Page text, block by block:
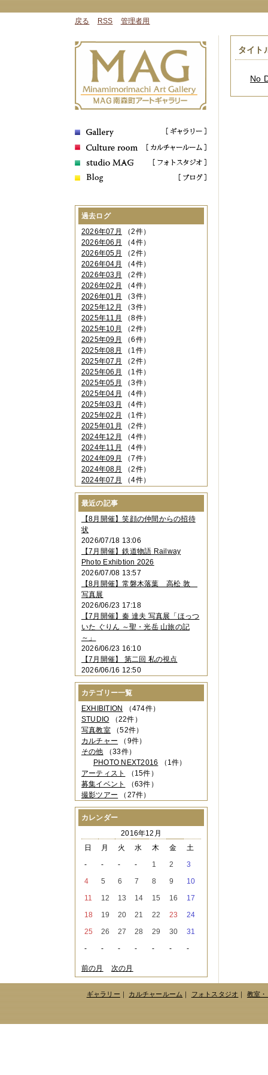
戻る RSS 管理者用
タイト
No
過去ログ
2026年07月
（2件）
2026年06月
（4件）
2026年05月
（2件）
2026年04月
（4件）
2026年03月
（2件）
2026年02月
（4件）
2026年01月
（3件）
2025年12月
（3件）
2025年11月
（8件）
2025年10月
（2件）
2025年09月
（6件）
2025年08月
（1件）
2025年07月
（2件）
2025年06月
（1件）
2025年05月
（3件）
2025年04月
（4件）
2025年03月
（4件）
2025年02月
（1件）
2025年01月
（2件）
2024年12月
（4件）
2024年11月
（4件）
2024年09月
（7件）
2024年08月
（2件）
2024年07月
（4件）
2024年06月（4件）
2024年04月
2024年03月（3件）
2024年02月（2件）
2023年12月
2023年11月 （4件）
2023年10月（3件）
2023年09月（4件）
2023年08月 （1件）
2023年06月（3件）
2023年05月
2023年04月 （2件）
2023年03月（5件）
2023年02月（3件）
2023年01月
2022年12月 （3件）
2022年11月（2件）
2022年10月（4件）
2022年09月（2件）
2022年08月
（3件）
2022年07月（3件）
2022年05月（4件）
2022年04月（2件）
2022年03月
（5件）
2022年02月（3件）
2022年01月（3件）
2021年12月（2件）
2021年11月（3件）
2021年10月
（1件）
2021年08月
2021年07月（1件）
2021年06月（3件）
2021年05月（2件）
2021年02月 （1件）
2020年12月（3件）
2020年11月（6件）
2020年09月 （5件）
2020年06月（2件）
2020年04月（4件）
2020年03月（9件）
2020年02月（3件）
2020年01月（5件）
2019年12月（3件）
最近の記事
【8月開催】笑顔の仲間からの招待
状
2026/07/18 13:06
【7月開催】鉄道物語 Railway
Photo Exhibtion 2026
2026/07/08 13:57
【8月開催】常磐木落葉 高松 敦
写真展
2026/06/23 17:18
【7月開催】秦 達夫 写真展「ほっつ
いた ぐりん ～聖・光岳 山旅の記
～」
2026/06/23 16:10
【7月開催】 第二回 私の視点
2026/06/16 12:50
カテゴリー一覧
EXHIBITION （474件）
STUDIO （22件）
写真教室（52件）
カルチャー （9件）
その他 （33件）
PHOTO NEXT2016 （1件）
アーティスト
（15件）
募集イベント
（63件）
撮影ツアー （27件）
カレンダー
2016年12月
日
月 火 水 木 金
土
-
- - - 1 2
3
4
5 6 7 8 9
10
11
12 13 14 15 16
17
18
19 20 21 22 23
24
25
26 27 28 29 30
31
-
- - - - - -
前の月 次の月
ギャラリー｜ カルチャールーム｜ フォトスタジオ｜ 教室